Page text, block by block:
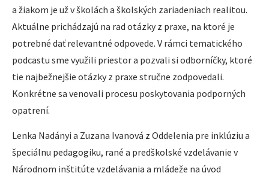
a žiakom je už v školách a školských zariadeniach realitou.
Aktuálne prichádzajú na rad otázky z praxe, na ktoré je
potrebné dať relevantné odpovede. V rámci tematického
podcastu sme využili priestor a pozvali si odborníčky, ktoré
tie najbežnejšie otázky z praxe stručne zodpovedali.
Konkrétne sa venovali procesu poskytovania podporných
opatrení.
Lenka Nadányi a Zuzana Ivanová z Oddelenia pre inklúziu a
špeciálnu pedagogiku, rané a predškolské vzdelávanie v
Národnom inštitúte vzdelávania a mládeže na úvod